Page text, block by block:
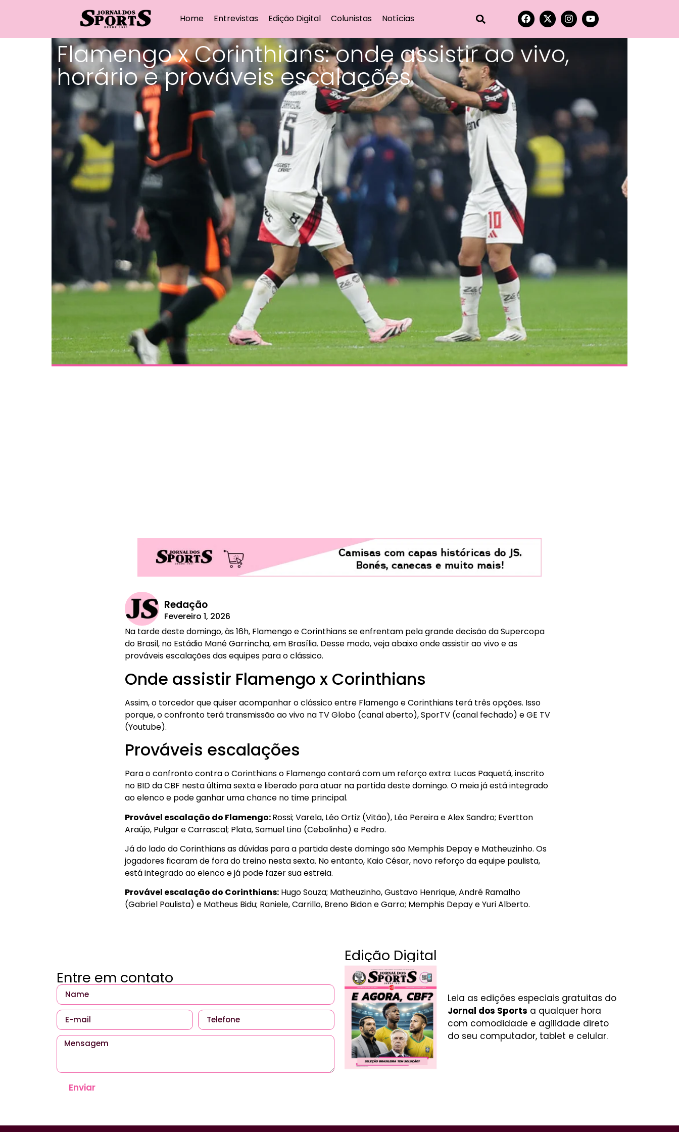
Home Entrevistas Edição Digital Colunistas Notícias
Flamengo x Corinthians: onde assistir ao vivo,
horário e prováveis escalações
Redação
Fevereiro 1, 2026
Na tarde deste domingo, às 16h, Flamengo e Corinthians se enfrentam pela grande decisão da Supercopa
do Brasil, no Estádio Mané Garrincha, em Brasília. Desse modo, veja abaixo onde assistir ao vivo e as
prováveis escalações das equipes para o clássico.
Onde assistir Flamengo x Corinthians
Assim, o torcedor que quiser acompanhar o clássico entre Flamengo e Corinthians terá três opções. Isso
porque, o confronto terá transmissão ao vivo na TV Globo (canal aberto), SporTV (canal fechado) e GE TV
(Youtube).
Prováveis escalações
Para o confronto contra o Corinthians o Flamengo contará com um reforço extra: Lucas Paquetá, inscrito
no BID da CBF nesta última sexta e liberado para atuar na partida deste domingo. O meia já está integrado
ao elenco e pode ganhar uma chance no time principal.
Provável escalação do Flamengo:Rossi; Varela, Léo Ortiz (Vitão), Léo Pereira e Alex Sandro; Evertton
Araújo, Pulgar e Carrascal; Plata, Samuel Lino (Cebolinha) e Pedro.
Já do lado do Corinthians as dúvidas para a partida deste domingo são Memphis Depay e Matheuzinho. Os
jogadores ficaram de fora do treino nesta sexta. No entanto, Kaio César, novo reforço da equipe paulista,
está integrado ao elenco e já pode fazer sua estreia.
Provável escalação do Corinthians: Hugo Souza; Matheuzinho, Gustavo Henrique, André Ramalho
(Gabriel Paulista) e Matheus Bidu; Raniele, Carrillo, Breno Bidon e Garro; Memphis Depay e Yuri Alberto.
Entre em contato
Enviar
Edição Digital
Leia as edições especiais gratuitas do
Jornal dos Sports a qualquer hora
com comodidade e agilidade direto
do seu computador, tablet e celular.